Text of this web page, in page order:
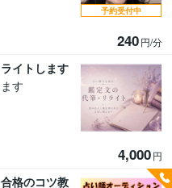
240円/分
予約受付中
イトします
す
4,000円
格のコツ教